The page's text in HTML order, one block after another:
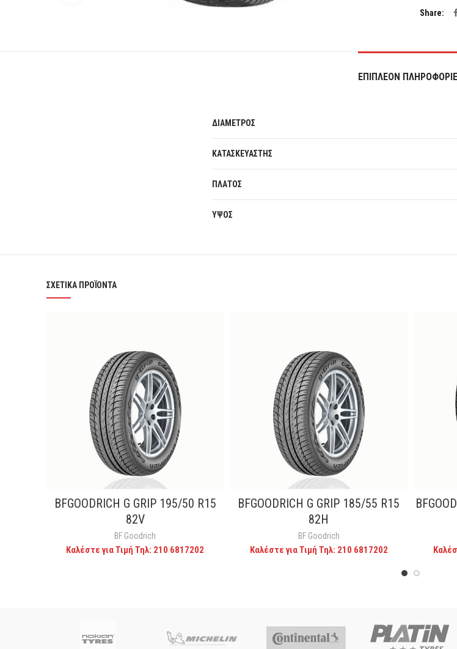
Share
ΕΠΙΠΛΈΟΝ
ΔΙΑΜΕΤΡΟΣ
ΚΑΤΑΣΚΕΥΑΣΤΗΣ
ΠΛΑΤΟΣ
ΥΨΟΣ
ΣΧΕΤΙΚΆ ΠΡΟΪΌΝΤΑ
CALL FOR PRICE
BFGOODRICH G GRIP 195/50 R15
82V
BF Goodrich
Καλέστε για Τιμή Τηλ: 210 6817202
CALL FOR PRICE
BFGOODRICH G GRIP 185/55 R15
82H
BF Goodrich
Καλέστε για Τιμή Τηλ: 210 6817202